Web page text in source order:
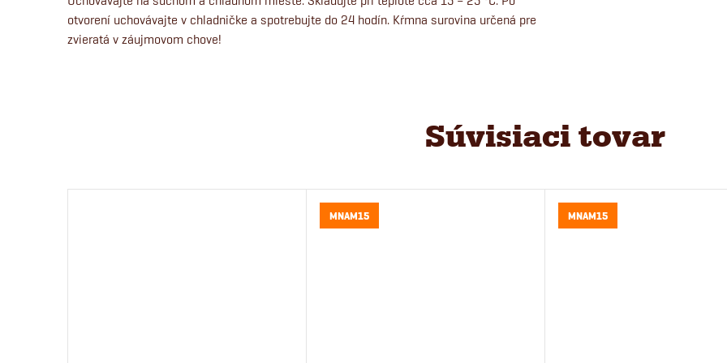
otvorení uchovávajte v chladničke a spotrebujte do 24 hodín. Kŕmna surovina určená pre
zvieratá v záujmovom chove!
Súvisiaci tovar
MNAM15 MNAM15